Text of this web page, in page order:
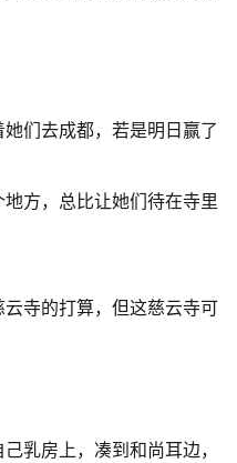
们去成都，若是明日赢了
方，总比让她们待在寺里
寺的打算，但这慈云寺可
房上，凑到和尚耳边，